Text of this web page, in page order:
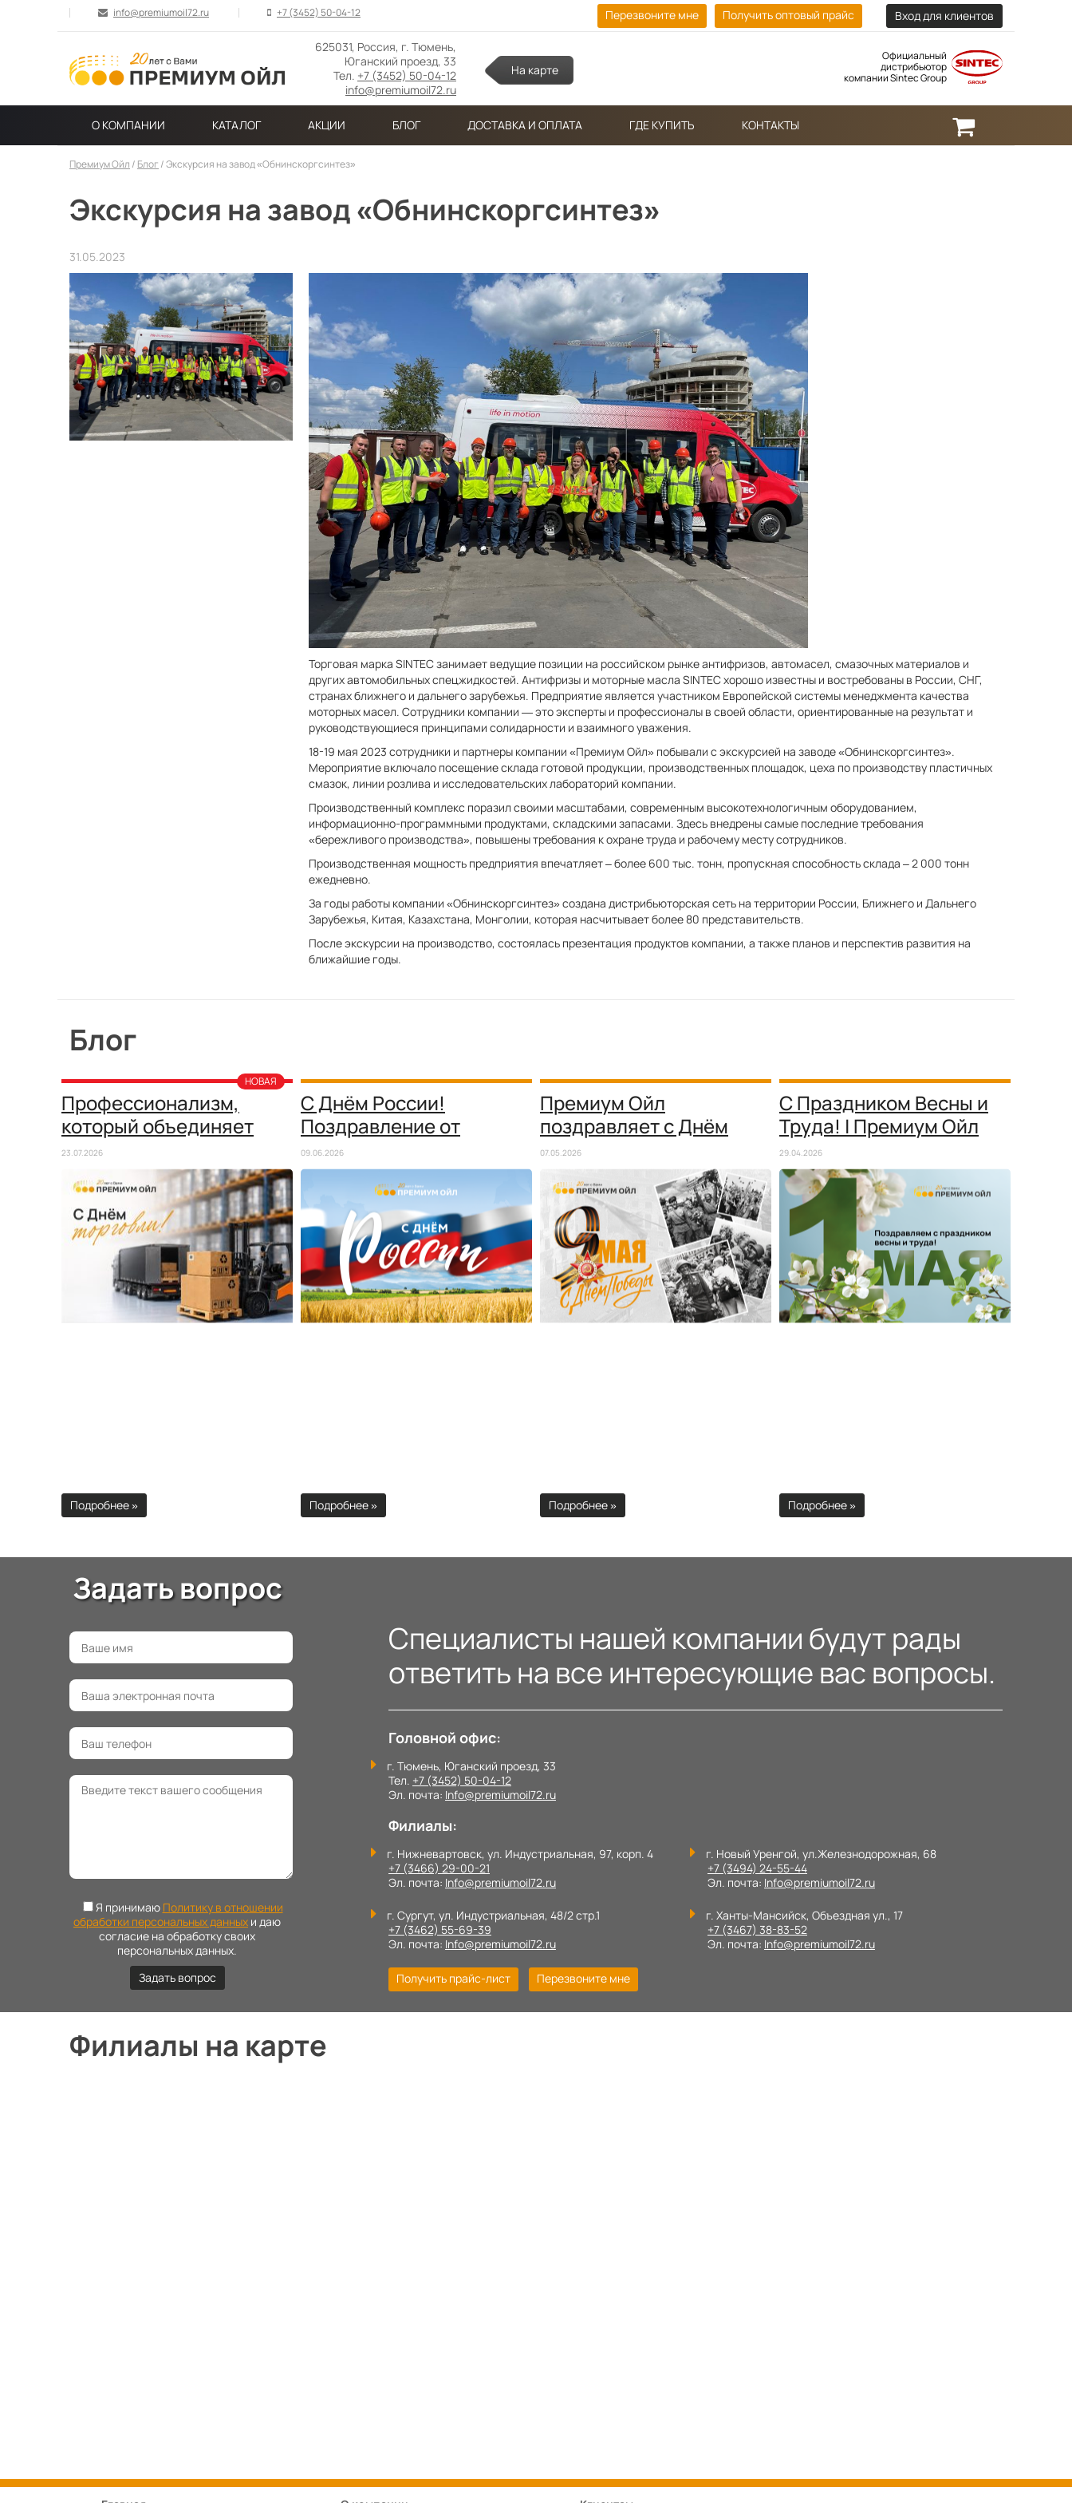
info@premiumoil72.ru +7 (3452) 50-04-12 Вход для клиентов
Получить оптовый прайс
Перезвоните мне
625031, Россия, г. Тюмень,
Юганский проезд, 33
Тел. +7 (3452) 50-04-12
info@premiumoil72.ru
На карте
Официальный
дистрибьютор
компании Sintec Group
О КОМПАНИИ КАТАЛОГ АКЦИИ БЛОГ ДОСТАВКА И ОПЛАТА ГДЕ КУПИТЬ КОНТАКТЫ
Премиум Ойл / Блог /Экскурсия на завод «Обнинскоргсинтез»
Экскурсия на завод «Обнинскоргсинтез»
31.05.2023
Торговая марка SINTEC занимает ведущие позиции на российском рынке антифризов, автомасел, смазочных материалов и
других автомобильных спецжидкостей. Антифризы и моторные масла SINTEC хорошо известны и востребованы в России, СНГ,
странах ближнего и дальнего зарубежья. Предприятие является участником Европейской системы менеджмента качества
моторных масел. Сотрудники компании — это эксперты и профессионалы в своей области, ориентированные на результат и
руководствующиеся принципами солидарности и взаимного уважения.
18-19 мая 2023 сотрудники и партнеры компании «Премиум Ойл» побывали с экскурсией на заводе «Обнинскоргсинтез».
Мероприятие включало посещение склада готовой продукции, производственных площадок, цеха по производству пластичных
смазок, линии розлива и исследовательских лабораторий компании.
Производственный комплекс поразил своими масштабами, современным высокотехнологичным оборудованием,
информационно-программными продуктами, складскими запасами. Здесь внедрены самые последние требования
«бережливого производства», повышены требования к охране труда и рабочему месту сотрудников.
Производственная мощность предприятия впечатляет – более 600 тыс. тонн, пропускная способность склада – 2 000 тонн
ежедневно.
За годы работы компании «Обнинскоргсинтез» создана дистрибьюторская сеть на территории России, Ближнего и Дальнего
Зарубежья, Китая, Казахстана, Монголии, которая насчитывает более 80 представительств.
После экскурсии на производство, состоялась презентация продуктов компании, а также планов и перспектив развития на
ближайшие годы.
Блог
Профессионализм,
который объединяет
23.07.2026
Подробнее »
С Днём России!
Поздравление от
компании Премиум Ойл
09.06.2026
Подробнее »
Премиум Ойл
поздравляет с Днём
Победы!
07.05.2026
Подробнее »
С Праздником Весны и
Труда! | Премиум Ойл
29.04.2026
Подробнее »
Задать вопрос
Я принимаю Политику в отношении
обработки персональных данных и даю
согласие на обработку своих
персональных данных.
Специалисты нашей компании будут рады
ответить на все интересующие вас вопросы.
Головной офис:
г. Тюмень, Юганский проезд, 33
Тел. +7 (3452) 50-04-12
Эл. почта: Info@premiumoil72.ru
Филиалы:
г. Нижневартовск, ул. Индустриальная, 97, корп. 4
+7 (3466) 29-00-21
Эл. почта: Info@premiumoil72.ru
г. Сургут, ул. Индустриальная, 48/2 стр.1
+7 (3462) 55-69-39
Эл. почта: Info@premiumoil72.ru
г. Новый Уренгой, ул.Железнодорожная, 68
+7 (3494) 24-55-44
Эл. почта: Info@premiumoil72.ru
г. Ханты-Мансийск, Объездная ул., 17
+7 (3467) 38-83-52
Эл. почта: Info@premiumoil72.ru
Получить прайс-лист Перезвоните мне
Филиалы на карте